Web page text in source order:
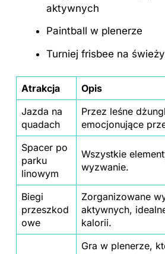
aktywnych
Paintball w plenerze
Turniej frisbee na
Atrakcja
Opis
Jazda na
quadach
Przez leśne
emocjonujące
Spacer po
parku
linowym
Wszystkie
wyzwanie.
Biegi
przeszkod
owe
Zorganizowane
aktywnych,
kalorii.
Gra w plenerze,